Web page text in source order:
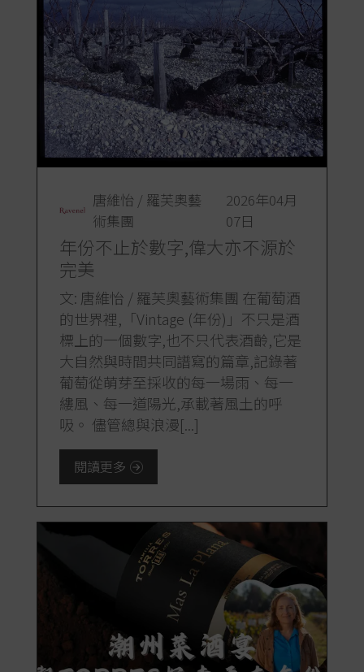
唐維怡 / 羅芙奧藝
術集團
2026年04月
07日
年份不止於數字,偉大亦不源於
完美
文: 唐維怡 / 羅芙奧藝術集團 在葡萄酒
的世界裡,「Vintage (年份)」不只是酒
標上的一個數字,也不只代表酒齡,它是
大自然與時間共同譜寫的篇章,記錄著
葡萄從萌芽至採收的每一場雨、每一
縷風、每一道陽光,承載著風土的呼
吸。 儘管總與浪漫[...]
閱讀更多